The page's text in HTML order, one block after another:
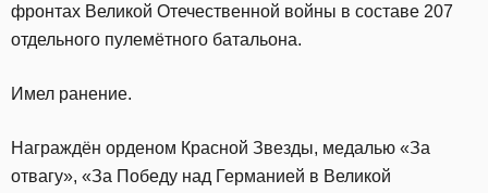
фронтах Великой Отечественной войны в составе 207
отдельного пулемётного батальона.
Имел ранение.
Награждён орденом Красной Звезды, медалью «За
отвагу», «За Победу над Германией в Великой